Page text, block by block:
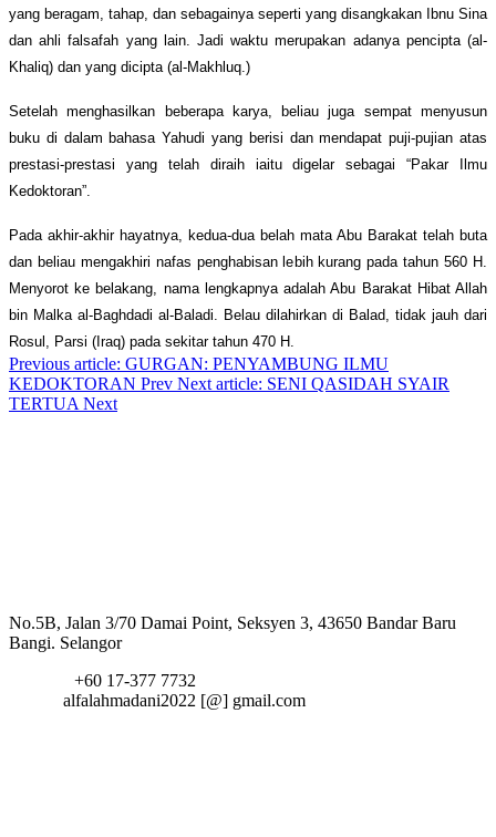
yang beragam, tahap, dan sebagainya seperti yang disangkakan Ibnu Sina
dan ahli falsafah yang lain. Jadi waktu merupakan adanya pencipta (al-
Khaliq) dan yang dicipta (al-Makhluq.)
Setelah menghasilkan beberapa karya, beliau juga sempat menyusun
buku di dalam bahasa Yahudi yang berisi dan mendapat puji-pujian atas
prestasi-prestasi yang telah diraih iaitu digelar sebagai“Pakar Ilmu
Kedoktoran”.
Pada akhir-akhir hayatnya, kedua-dua belah mata Abu Barakat telah buta
dan beliau mengakhiri nafas penghabisan lebih kurang pada tahun 560 H.
Menyorot ke belakang, nama lengkapnya adalah Abu Barakat Hibat Allah
bin Malka al-Baghdadi al-Baladi. Belau dilahirkan di Balad, tidak jauh dari
Rosul, Parsi (Iraq) pada sekitar tahun 470 H.
Previous article: GURGAN: PENYAMBUNG ILMU
KEDOKTORAN Prev Next article: SENI QASIDAH SYAIR
TERTUA Next
No.5B, Jalan 3/70 Damai Point, Seksyen 3, 43650 Bandar Baru
Bangi. Selangor
+60 17-377 7732
alfalahmadani2022 [@] gmail.com